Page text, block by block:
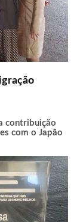
contribuição
com o Japão